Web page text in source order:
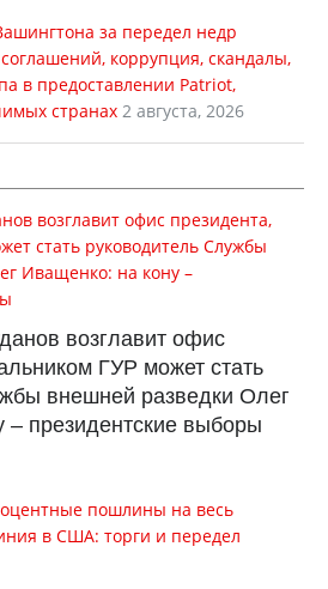
за передел недр
коррупция, скандалы,
в предоставлении Patriot,
странах 2 августа, 2026
возглавит офис
ГУР может стать
внешней разведки Олег
– президентские выборы